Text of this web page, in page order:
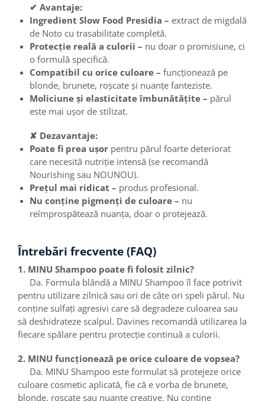
✔ Avantaje:
Ingredient Slow Food Presidia – extract de migdală
de Noto cu trasabilitate completă.
Protecție reală a culorii – nu doar o promisiune, ci
o formulă specifică.
Compatibil cu orice culoare – funcționează pe
blonde, brunete, roșcate și nuanțe fanteziste.
Moliciune și elasticitate îmbunătățite – părul
este mai ușor de stilizat.
✘ Dezavantaje:
Poate fi prea ușor pentru părul foarte deteriorat
care necesită nutriție intensă (se recomandă
Nourishing sau NOUNOU).
Prețul mai ridicat – produs profesional.
Nu conține pigmenți de culoare – nu
reîmprospătează nuanța, doar o protejează.
Întrebări frecvente (FAQ)
1. MINU Shampoo poate fi folosit zilnic?
Da. Formula blândă a MINU Shampoo îl face potrivit
pentru utilizare zilnică sau ori de câte ori speli părul. Nu
conține sulfați agresivi care să degradeze culoarea sau
să deshidrateze scalpul. Davines recomandă utilizarea la
fiecare spălare pentru protecție continuă a culorii.
2. MINU funcționează pe orice culoare de vopsea?
Da. MINU Shampoo este formulat să protejeze orice
culoare cosmetic aplicată, fie că e vorba de brunete,
blonde, roșcate sau nuanțe creative. Nu conține